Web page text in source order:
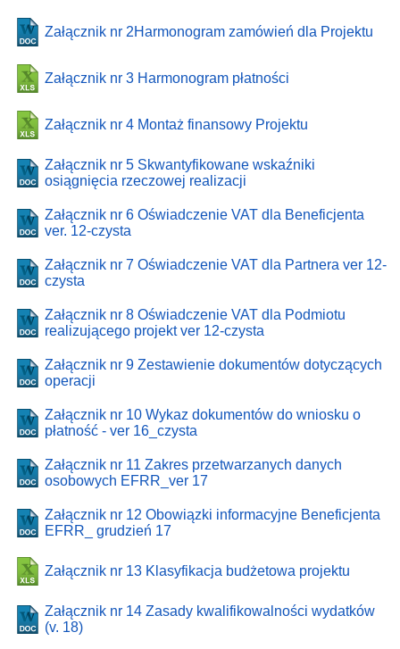
Załącznik nr 2Harmonogram zamówień dla Projektu
Załącznik nr 3 Harmonogram płatności
Załącznik nr 4 Montaż finansowy Projektu
Załącznik nr 5 Skwantyfikowane wskaźniki
osiągnięcia rzeczowej realizacji
Załącznik nr 6 Oświadczenie VAT dla Beneficjenta
ver. 12-czysta
Załącznik nr 7 Oświadczenie VAT dla Partnera ver 12-
czysta
Załącznik nr 8 Oświadczenie VAT dla Podmiotu
realizującego projekt ver 12-czysta
Załącznik nr 9 Zestawienie dokumentów dotyczących
operacji
Załącznik nr 10 Wykaz dokumentów do wniosku o
płatność - ver 16_czysta
Załącznik nr 11 Zakres przetwarzanych danych
osobowych EFRR_ver 17
Załącznik nr 12 Obowiązki informacyjne Beneficjenta
EFRR_ grudzień 17
Załącznik nr 13 Klasyfikacja budżetowa projektu
Załącznik nr 14 Zasady kwalifikowalności wydatków
(v. 18)